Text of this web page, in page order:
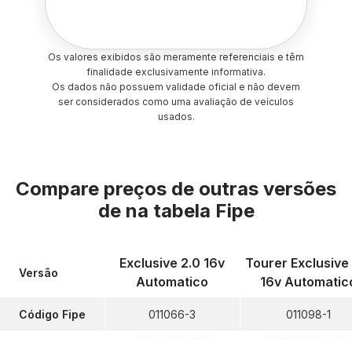
Os valores exibidos são meramente referenciais e têm
finalidade exclusivamente informativa.
Os dados não possuem validade oficial e não devem
ser considerados como uma avaliação de veículos
usados.
Compare preços de outras versões
de na tabela Fipe
Versão
Código Fipe
Exclusive 2.0 16v
Automatico
011066-3
Tourer Exclusive
16v
011098-1